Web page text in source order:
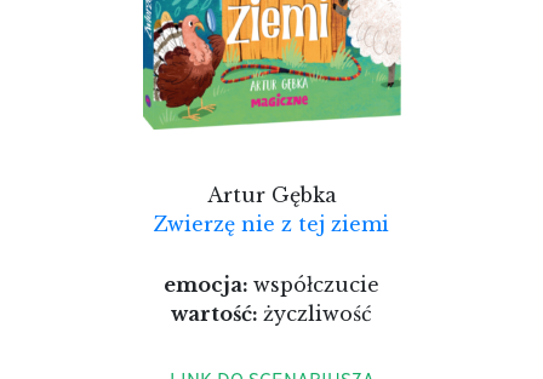
Artur Gębka
Zwierzę nie z tej ziemi
emocja: współczucie
wartość: życzliwość